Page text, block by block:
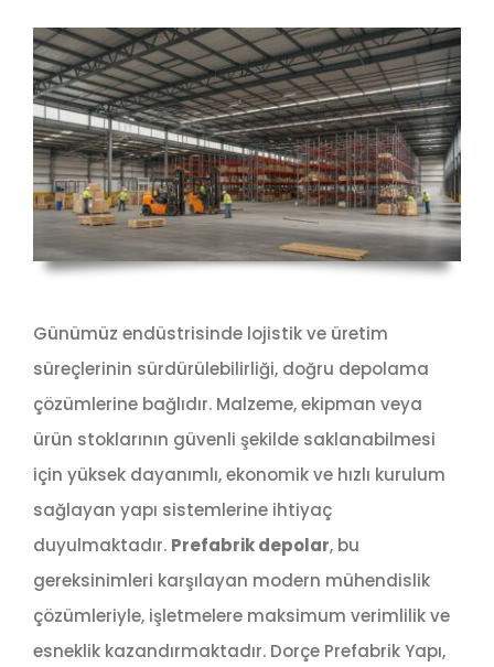
Günümüz endüstrisinde lojistik ve üretim
süreçlerinin sürdürülebilirliği, doğru depolama
çözümlerine bağlıdır. Malzeme, ekipman veya
ürün stoklarının güvenli şekilde saklanabilmesi
için yüksek dayanımlı, ekonomik ve hızlı kurulum
sağlayan yapı sistemlerine ihtiyaç
duyulmaktadır. Prefabrik depolar, bu
gereksinimleri karşılayan modern mühendislik
çözümleriyle, işletmelere maksimum verimlilik ve
esneklik kazandırmaktadır. Dorçe Prefabrik Yapı,